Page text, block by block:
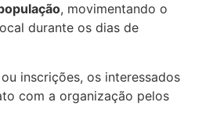
, movimentando o
durante os dias de
inscrições, os interessados
com a organização pelos